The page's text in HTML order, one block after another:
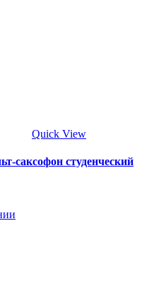
Quick View
саксофон студенческий